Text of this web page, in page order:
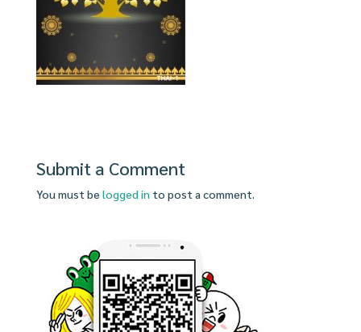
Submit a Comment
You must be logged in to post a comment.